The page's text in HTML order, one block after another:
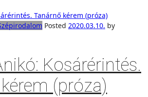
Posted 2020.03.10. by
Kosárérintés.
(próza)